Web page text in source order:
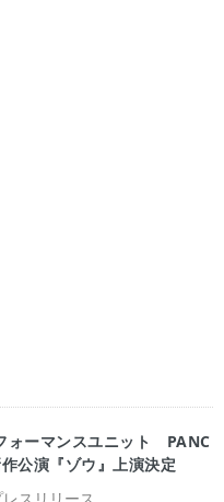
レスリリース
ォーマンスユニット PANC
公演『ゾウ』上演決定